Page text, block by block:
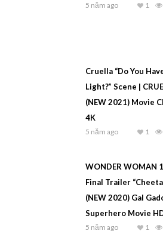
5 năm ago 1
Cruella “Do You
Light?” Scene |
(NEW 2021) Movie
4K
5 năm ago 1
WONDER WOMAN
Final Trailer
(NEW 2020) Gal
Superhero Movie
5 năm ago 1